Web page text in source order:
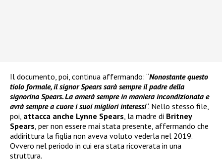
Il documento, poi, continua affermando: “Nonostante questo
tiolo formale, il signor Spears sarà sempre il padre della
signorina Spears. La amerà sempre in maniera incondizionata e
avrà sempre a cuore i suoi migliori interessi“. Nello stesso file,
poi, attacca anche Lynne Spears , la madre di Britney
Spears , per non essere mai stata presente, affermando che
addirittura la figlia non aveva voluto vederla nel 2019.
Ovvero nel periodo in cui era stata ricoverata in una
struttura.